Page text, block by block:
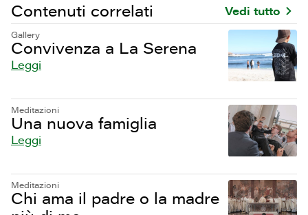
Contenuti correlati Vedi tutto
Gallery
Convivenza a La Serena
Leggi
Meditazioni
Una nuova famiglia
Leggi
Meditazioni
Chi ama il padre o la madre